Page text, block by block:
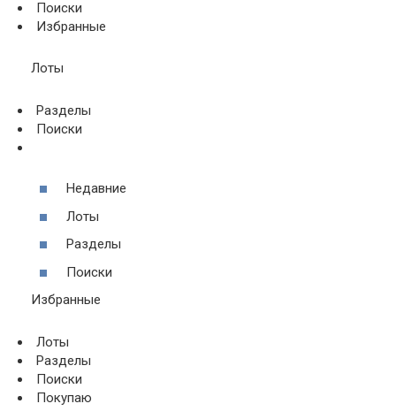
Поиски
Избранные
Лоты
Разделы
Поиски
Недавние
Лоты
Разделы
Поиски
Избранные
Лоты
Разделы
Поиски
Покупаю